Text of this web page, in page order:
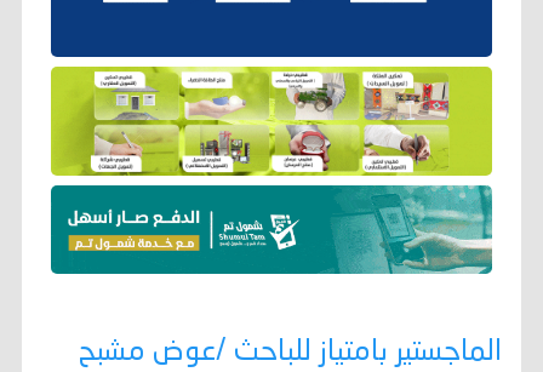
الماجستير بامتياز للباحث /عوض مشبح